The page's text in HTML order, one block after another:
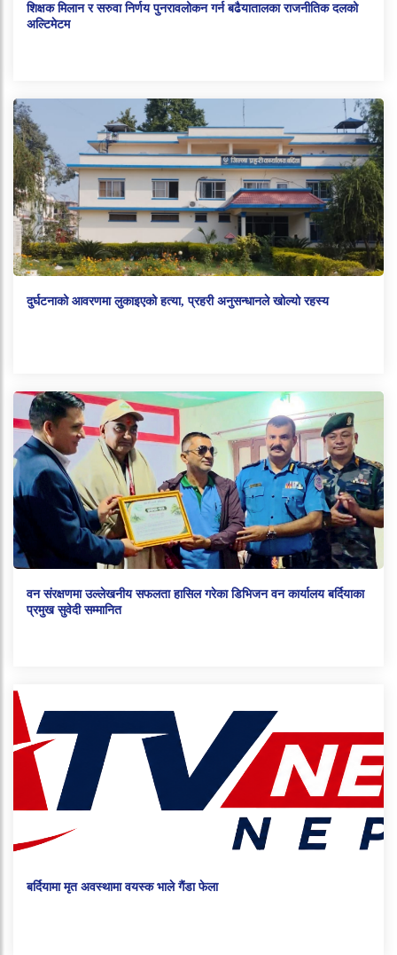
शिक्षक मिलान र सरुवा निर्णय पुनरावलोकन गर्न बढैयातालका राजनीतिक दलको
अल्टिमेटम
दुर्घटनाको आवरणमा लुकाइएको हत्या, प्रहरी अनुसन्धानले खोल्यो रहस्य
वन संरक्षणमा उल्लेखनीय सफलता हासिल गरेका डिभिजन वन कार्यालय बर्दियाका
प्रमुख सुवेदी सम्मानित
बर्दियामा मृत अवस्थामा वयस्क भाले गैंडा फेला